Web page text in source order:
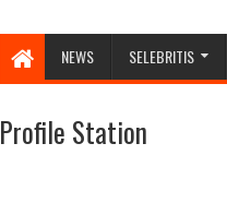
NEWS SELEBRITIS
Profile Station